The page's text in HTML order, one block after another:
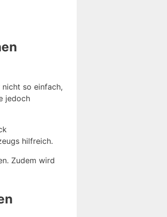
so einfach,
jedoch
hilfreich.
Zudem wird